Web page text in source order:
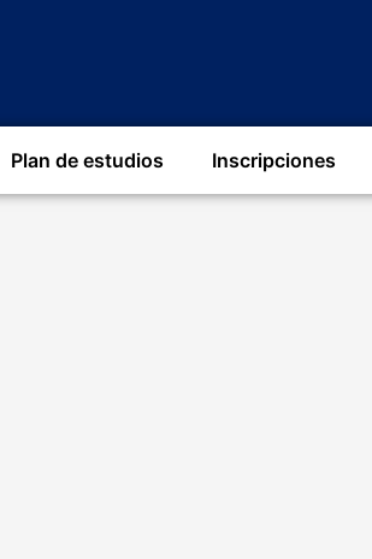
Plan de estudios Inscripciones ​